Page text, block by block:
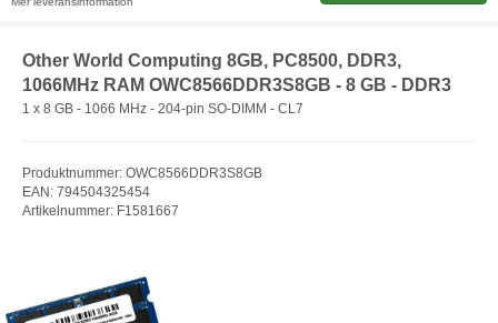
Other World Computing 8GB, PC8500, DDR3,
1066MHz RAM OWC8566DDR3S8GB - 8 GB - DDR3
1 x 8 GB - 1066 MHz - 204-pin SO-DIMM - CL7
Produktnummer: OWC8566DDR3S8GB
EAN: 794504325454
Artikelnummer: F1581667